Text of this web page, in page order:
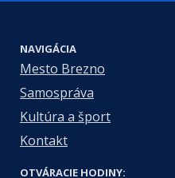
NAVIGÁCIA
Mesto Brezno
Samospráva
Kultúra a šport
Kontakt
OTVÁRACIE HODINY: